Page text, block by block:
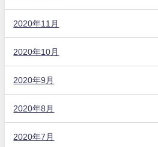
2020年11月
2020年10月
2020年9月
2020年8月
2020年7月